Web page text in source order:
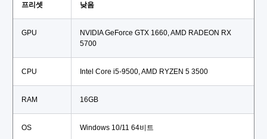
프리셋 낮음
GPU
NVIDIA GeForce GTX 1660, AMD RADEON RX
5700
CPU Intel Core i5-9500, AMD RYZEN 5 3500
RAM 16GB
OS Windows 10/11 64비트